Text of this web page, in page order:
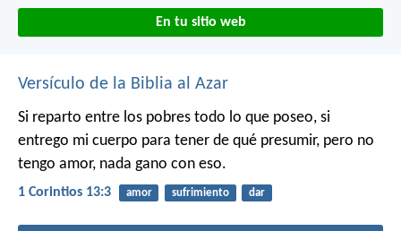
En tu sitio web
Versículo de la Biblia al Azar
Si reparto entre los pobres todo lo que poseo, si
entrego mi cuerpo para tener de qué presumir, pero no
tengo amor, nada gano con eso.
1 Corintios 13:3 amor sufrimiento dar